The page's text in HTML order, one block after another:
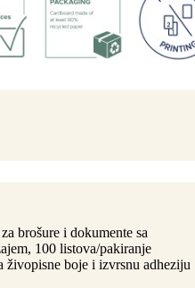
brošure i dokumente sa
100 listova/pakiranje
živopisne boje i izvrsnu adheziju